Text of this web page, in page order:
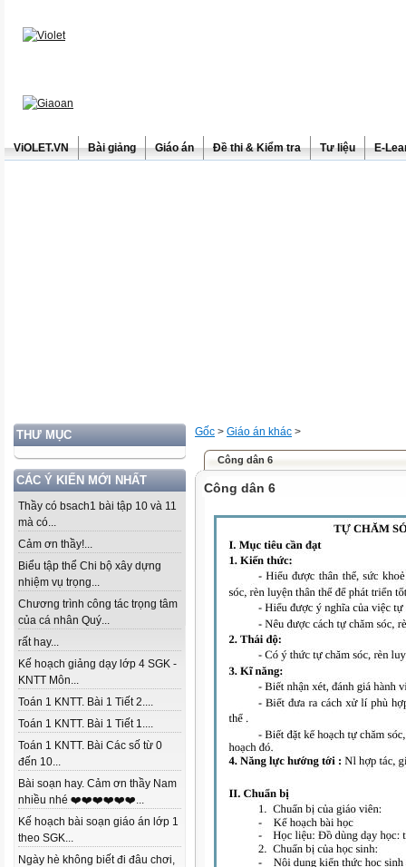
ViOLET.VN Bài giảng Giáo án Đề thi & Kiểm tra Tư liệu E-
THƯ MỤC
CÁC Ý KIẾN MỚI NHẤT
Thầy có bsach1 bài tập 10 và 11
mà có...
Cảm ơn thầy!...
Biểu tập thể Chi bộ xây dựng
nhiệm vụ trọng...
Chương trình công tác trọng tâm
của cá nhân Quý...
rất hay...
Kế hoạch giảng dạy lớp 4 SGK -
KNTT Môn...
Toán 1 KNTT. Bài 1 Tiết 2....
Toán 1 KNTT. Bài 1 Tiết 1....
Toán 1 KNTT. Bài Các số từ 0
đến 10...
Bài soạn hay. Cảm ơn thầy Nam
nhiều nhé ❤️❤️❤️❤️❤️❤️...
Kế hoạch bài soạn giáo án lớp 1
theo SGK...
Ngày hè không biết đi đâu chơi,
Gốc > Giáo án khác >
Công dân 6
Công dân 6